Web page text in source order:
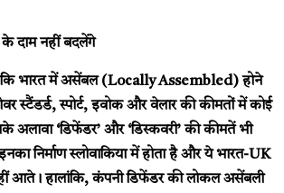
दाम नहीं बदलेंगे
कि भारत में असेंबल (Locally Assembled) होने
स्टैंडर्ड, स्पोर्ट, इवोक और वेलार की कीमतों में कोई
अलावा ‘डिफेंडर’ और ‘डिस्कवरी’ की कीमतें भी
निर्माण स्लोवाकिया में होता है और ये भारत-UK
आते। हालांकि, कंपनी डिफेंडर की लोकल असेंबली